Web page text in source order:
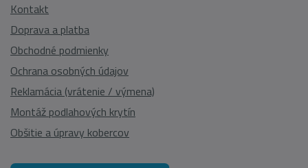
Kontakt
Doprava a platba
Obchodné podmienky
Ochrana osobných údajov
Reklamácia (vrátenie / výmena)
Montáž podlahových krytín
Obšitie a úpravy kobercov